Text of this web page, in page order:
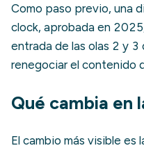
Como paso previo, una
clock, aprobada en
entrada de las olas 2 y 3
renegociar el contenido
Qué cambia en
El cambio más visible es